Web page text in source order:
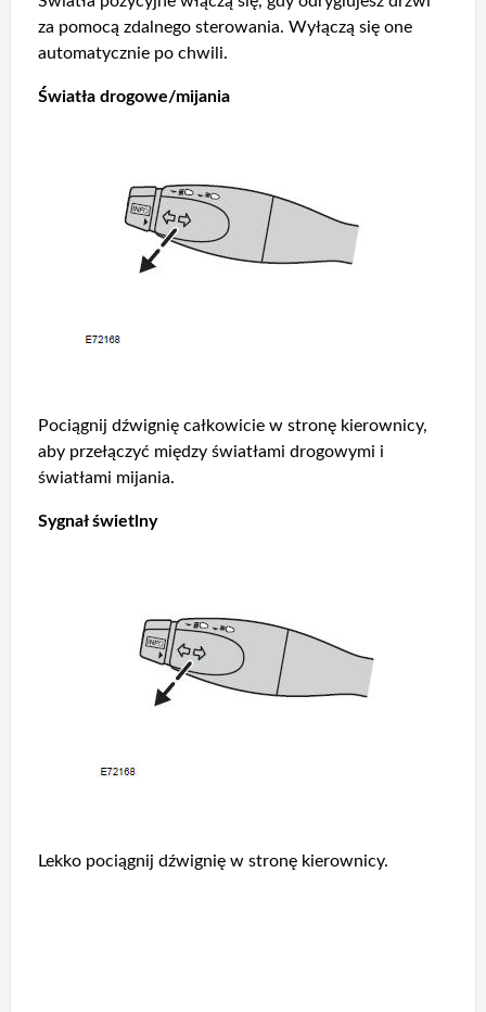
za pomocą zdalnego sterowania. Wyłączą się one
automatycznie po chwili.
Światła drogowe/mijania
Pociągnij dźwignię całkowicie w stronę kierownicy,
aby przełączyć między światłami drogowymi i
światłami mijania.
Sygnał świetlny
Lekko pociągnij dźwignię w stronę kierownicy.